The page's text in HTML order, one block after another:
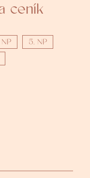
ceník
5. NP